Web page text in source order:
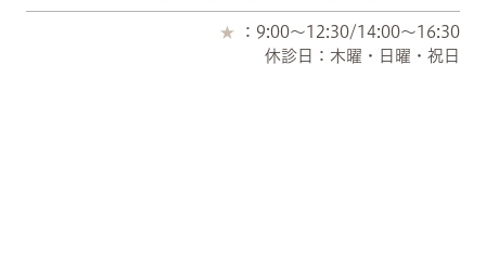
：9:00～12:30/14:00～16:30
休診日：木曜・日曜・祝日